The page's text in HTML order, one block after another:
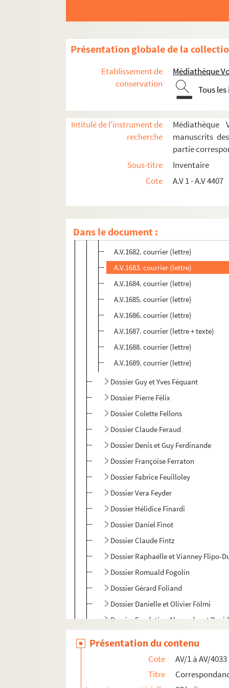
Présentation globale de la
Etablissement de
conservation
Médiathèque
Tous
Intitulé de l'instrument de
recherche
Médiathèque
manuscrits
partie
Sous-titre
Inventaire
Cote
A.V 1 - A.V 4407
Dans le document :
Dossier Joëlle Faure
Dossier Jean-Pierre Faye
A.V.1671. courrier (lettre)
A.V.1672. courrier (lettre)
A.V.1673. courrier (lettre)
A.V.1674. courrier (lettre)
A.V.1675. courrier (lettre)
A.V.1676. courrier (lettre)
A.V.1679. courrier (lettres + coupure
A.V.1680. courrier (lettre)
A.V.1681. courrier (lettre)
A.V.1682. courrier (lettre)
A.V.1683. courrier (lettre)
A.V.1684. courrier (lettre)
A.V.1685. courrier (lettre)
A.V.1686. courrier (lettre)
A.V.1687. courrier (lettre + texte)
A.V.1688. courrier (lettre)
A.V.1689. courrier (lettre)
Dossier Guy et Yves Féquant
Dossier Pierre Félix
Dossier Colette Fellons
Dossier Claude Feraud
Dossier Denis et Guy Ferdinande
Dossier Françoise Ferraton
Dossier Fabrice Feuilloley
Dossier Vera Feyder
Dossier Hélidice Finardi
Dossier Daniel Finot
Dossier Claude Fintz
Dossier Raphaëlle et Vianney Flipo-
Dossier Romuald Fogolin
Dossier Gérard Foliand
Dossier Danielle et Olivier Fölmi
Dossier Fondation Alexandra et
Présentation du contenu
Cote
AV/1 à AV/4033
Titre